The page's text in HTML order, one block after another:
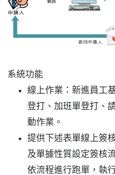
系統功能
線上作業：新進員工
登打、加班單登打、
動作業。
提供下述表單線上簽
及單據性質設定簽核
依流程進行跑單，執